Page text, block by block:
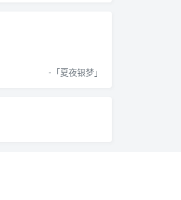
-「夏夜银梦 」